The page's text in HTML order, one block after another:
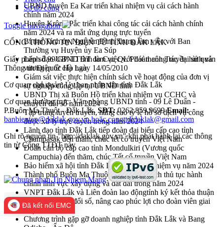
UBND huyện Ea Kar triển khai nhiệm vụ cải cách hành
chính năm 2024
Huyện Krông Pắc triển khai công tác cải cách hành chính
năm 2024 và ra mắt ứng dụng trực tuyến
Bí thư Tỉnh ủy Nguyễn Đình Trung làm việc với Ban
Thường vụ Huyện ủy Ea Súp
Lãnh đạo UBND tỉnh làm việc với đoàn công tác đại sứ quán
vương quốc Hà Lan
Giám sát việc thực hiện chính sách về hoạt động của đơn vị
sự nghiệp công lập tại UBND tỉnh
UBND Thị xã Buôn Hồ triển khai nhiệm vụ CCHC và
chuyển đổi số năm 2024
Tập trung tuyên truyền, nâng cao tỷ lệ hồ sơ dịch vụ công
được xử lý trực tuyến trong năm 2024
Lãnh đạo tỉnh Đắk Lắk tiếp đoàn đại biểu cấp cao tỉnh
Champasak đến thăm, chúc tết cổ truyền Việt Nam
Đoàn cán bộ cấp cao tỉnh Mondulkiri (Vương quốc
Campuchia) đến thăm, chúc Tết cổ truyền Việt Nam
Bảo hiểm xã hội tỉnh Đắk Lắk triển khai nhiệm vụ năm 2024
Thành phố Buôn Ma Thuột tiếp tục cải cách thủ tục hành
chính lĩnh vực xây dựng và đất đai trong năm 2024
VNPT Đắk Lắk và Liên đoàn lao độngtỉnh ký kết thỏa thuận
hợp tác chuyển đổi số, nâng cao phúc lợi cho đoàn viên giai
đoạn 2023-2028
Chương trình gặp gỡ doanh nghiệp tỉnh Đắk Lắk và Bang
Sơ đồ cổng
Toggle navigation
CỔNG THÔNG TIN ĐIỆN TỬ TỈNH ĐẮK LẮK
Giấy phép số 99/GP-TTĐT do Cục QL Phát thanh Truyền hình và
Thông tin Điện tử cấp ngày 14/05/2010
Cơ quan chủ quản: Ủy ban nhân dân tỉnh Đắk Lắk
Cơ quan thường trực: Văn phòng UBND tỉnh - 09 Lê Duẩn -
P.Buôn Ma Thuột - Đắk Lắk. SĐT:0262.859.9699Email:
banbientap@daklak.gov.vn hoặc congttdtdaklak@gmail.com
Ghi rõ nguồn tin "http://daklak.gov.vn" khi phát hành lại các thông
tin từ Cổng TTĐT này
Đã kết nối EMC